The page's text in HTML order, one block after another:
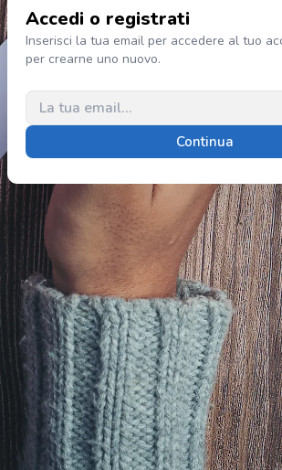
Accedi o registrati
Inserisci la tua email per accedere al tuo
per crearne uno nuovo.
Continua